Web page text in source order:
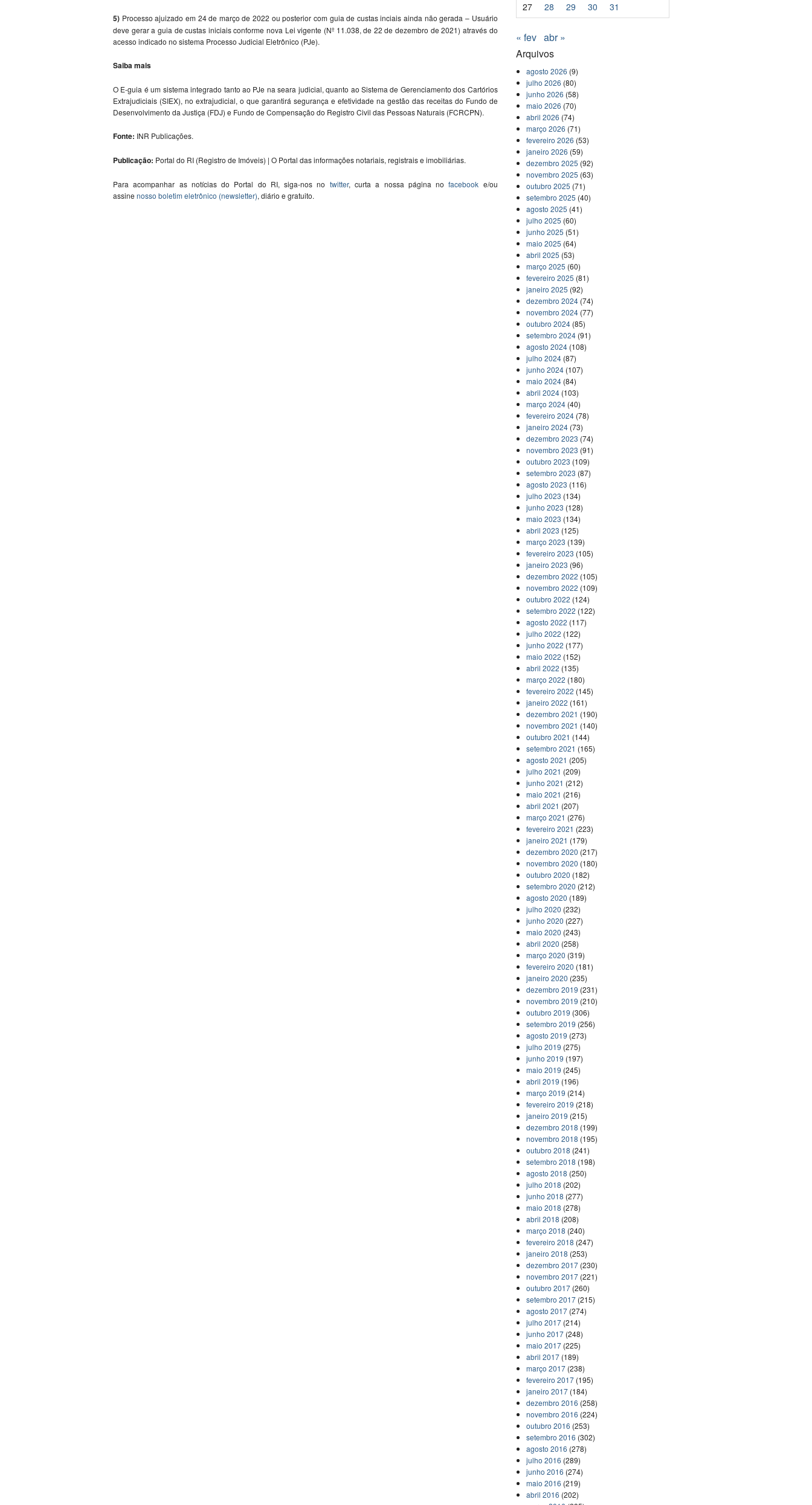
5) Processo ajuizado em 24 de março de 2022 ou posterior com guia de custas inciais ainda não gerada – Usuário
deve gerar a guia de custas iniciais conforme nova Lei vigente (Nº 11.038, de 22 de dezembro de 2021) através do
acesso indicado no sistema Processo Judicial Eletrônico (PJe).
Saiba mais
O E-guia é um sistema integrado tanto ao PJe na seara judicial, quanto ao Sistema de Gerenciamento dos Cartórios
Extrajudiciais (SIEX), no extrajudicial, o que garantirá segurança e efetividade na gestão das receitas do Fundo de
Desenvolvimento da Justiça (FDJ) e Fundo de Compensação do Registro Civil das Pessoas Naturais (FCRCPN).
Fonte: INR Publicações.
Publicação: Portal do RI (Registro de Imóveis) | O Portal das informações notariais, registrais e imobiliárias.
Para acompanhar as notícias do Portal do RI, siga-nos no twitter, curta a nossa página nofacebook e/ou
assine nosso boletim eletrônico (newsletter), diário e gratuito.
27
28 29 30 31
« fev abr »
Arquivos
agosto 2026 (9)
julho 2026 (80)
junho 2026 (58)
maio 2026 (70)
abril 2026 (74)
março 2026 (71)
fevereiro 2026 (53)
janeiro 2026 (59)
dezembro 2025 (92)
novembro 2025 (63)
outubro 2025 (71)
setembro 2025 (40)
agosto 2025 (41)
julho 2025 (60)
junho 2025 (51)
maio 2025 (64)
abril 2025 (53)
março 2025 (60)
fevereiro 2025 (81)
janeiro 2025 (92)
dezembro 2024 (74)
novembro 2024 (77)
outubro 2024 (85)
setembro 2024 (91)
agosto 2024 (108)
julho 2024 (87)
junho 2024 (107)
maio 2024 (84)
abril 2024 (103)
março 2024 (40)
fevereiro 2024 (78)
janeiro 2024 (73)
dezembro 2023 (74)
novembro 2023 (91)
outubro 2023 (109)
setembro 2023 (87)
agosto 2023 (116)
julho 2023 (134)
junho 2023 (128)
maio 2023 (134)
abril 2023 (125)
março 2023 (139)
fevereiro 2023 (105)
janeiro 2023 (96)
dezembro 2022 (105)
novembro 2022 (109)
outubro 2022 (124)
setembro 2022 (122)
agosto 2022 (117)
julho 2022 (122)
junho 2022 (177)
maio 2022 (152)
abril 2022 (135)
março 2022 (180)
fevereiro 2022 (145)
janeiro 2022 (161)
dezembro 2021 (190)
novembro 2021 (140)
outubro 2021 (144)
setembro 2021 (165)
agosto 2021 (205)
julho 2021 (209)
junho 2021 (212)
maio 2021 (216)
abril 2021 (207)
março 2021 (276)
fevereiro 2021 (223)
janeiro 2021 (179)
dezembro 2020 (217)
novembro 2020 (180)
outubro 2020 (182)
setembro 2020 (212)
agosto 2020 (189)
julho 2020 (232)
junho 2020 (227)
maio 2020 (243)
abril 2020 (258)
março 2020 (319)
fevereiro 2020 (181)
janeiro 2020 (235)
dezembro 2019 (231)
novembro 2019 (210)
outubro 2019 (306)
setembro 2019 (256)
agosto 2019 (273)
julho 2019 (275)
junho 2019 (197)
maio 2019 (245)
abril 2019 (196)
março 2019 (214)
fevereiro 2019 (218)
janeiro 2019 (215)
dezembro 2018 (199)
novembro 2018 (195)
outubro 2018 (241)
setembro 2018 (198)
agosto 2018 (250)
julho 2018 (202)
junho 2018 (277)
maio 2018 (278)
abril 2018 (208)
março 2018 (240)
fevereiro 2018 (247)
janeiro 2018 (253)
dezembro 2017 (230)
novembro 2017 (221)
outubro 2017 (260)
setembro 2017 (215)
agosto 2017 (274)
julho 2017 (214)
junho 2017 (248)
maio 2017 (225)
abril 2017 (189)
março 2017 (238)
fevereiro 2017 (195)
janeiro 2017 (184)
dezembro 2016 (258)
novembro 2016 (224)
outubro 2016 (253)
setembro 2016 (302)
agosto 2016 (278)
julho 2016 (289)
junho 2016 (274)
maio 2016 (219)
abril 2016 (202)